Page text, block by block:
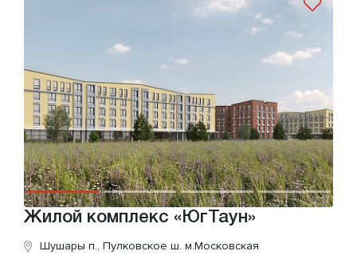
Жилой комплекс «ЮгТаун»
Шушары п., Пулковское ш. м.Московская